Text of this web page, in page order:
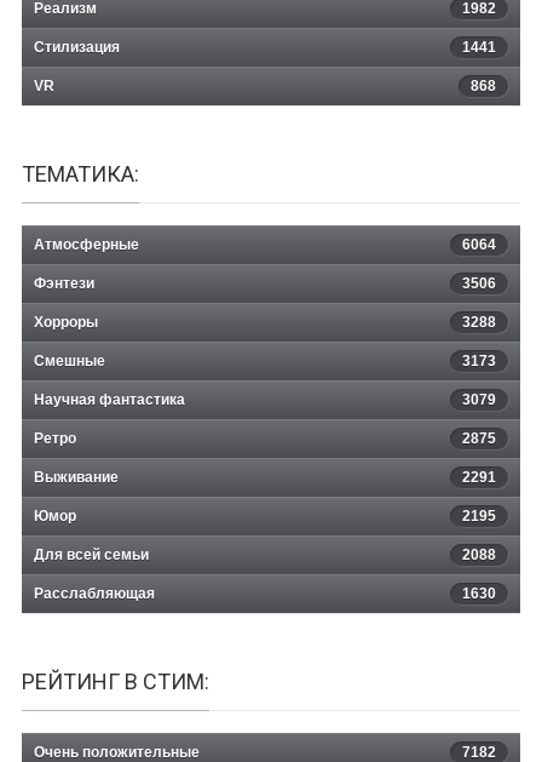
Реализм 1982
Стилизация 1441
VR 868
ТЕМАТИКА:
Атмосферные 6064
Фэнтези 3506
Хорроры 3288
Смешные 3173
Научная фантастика 3079
Ретро 2875
Выживание 2291
Юмор 2195
Для всей семьи 2088
Расслабляющая 1630
РЕЙТИНГ В СТИМ:
Очень положительные 7182